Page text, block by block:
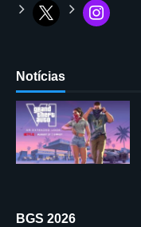
Notícias
BGS 2026